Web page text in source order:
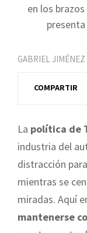
en los
GABRIEL JIMÉNEZ
COMPARTIR
La política de
industria del
distracción
mientras se
miradas. Aquí
mantenerse